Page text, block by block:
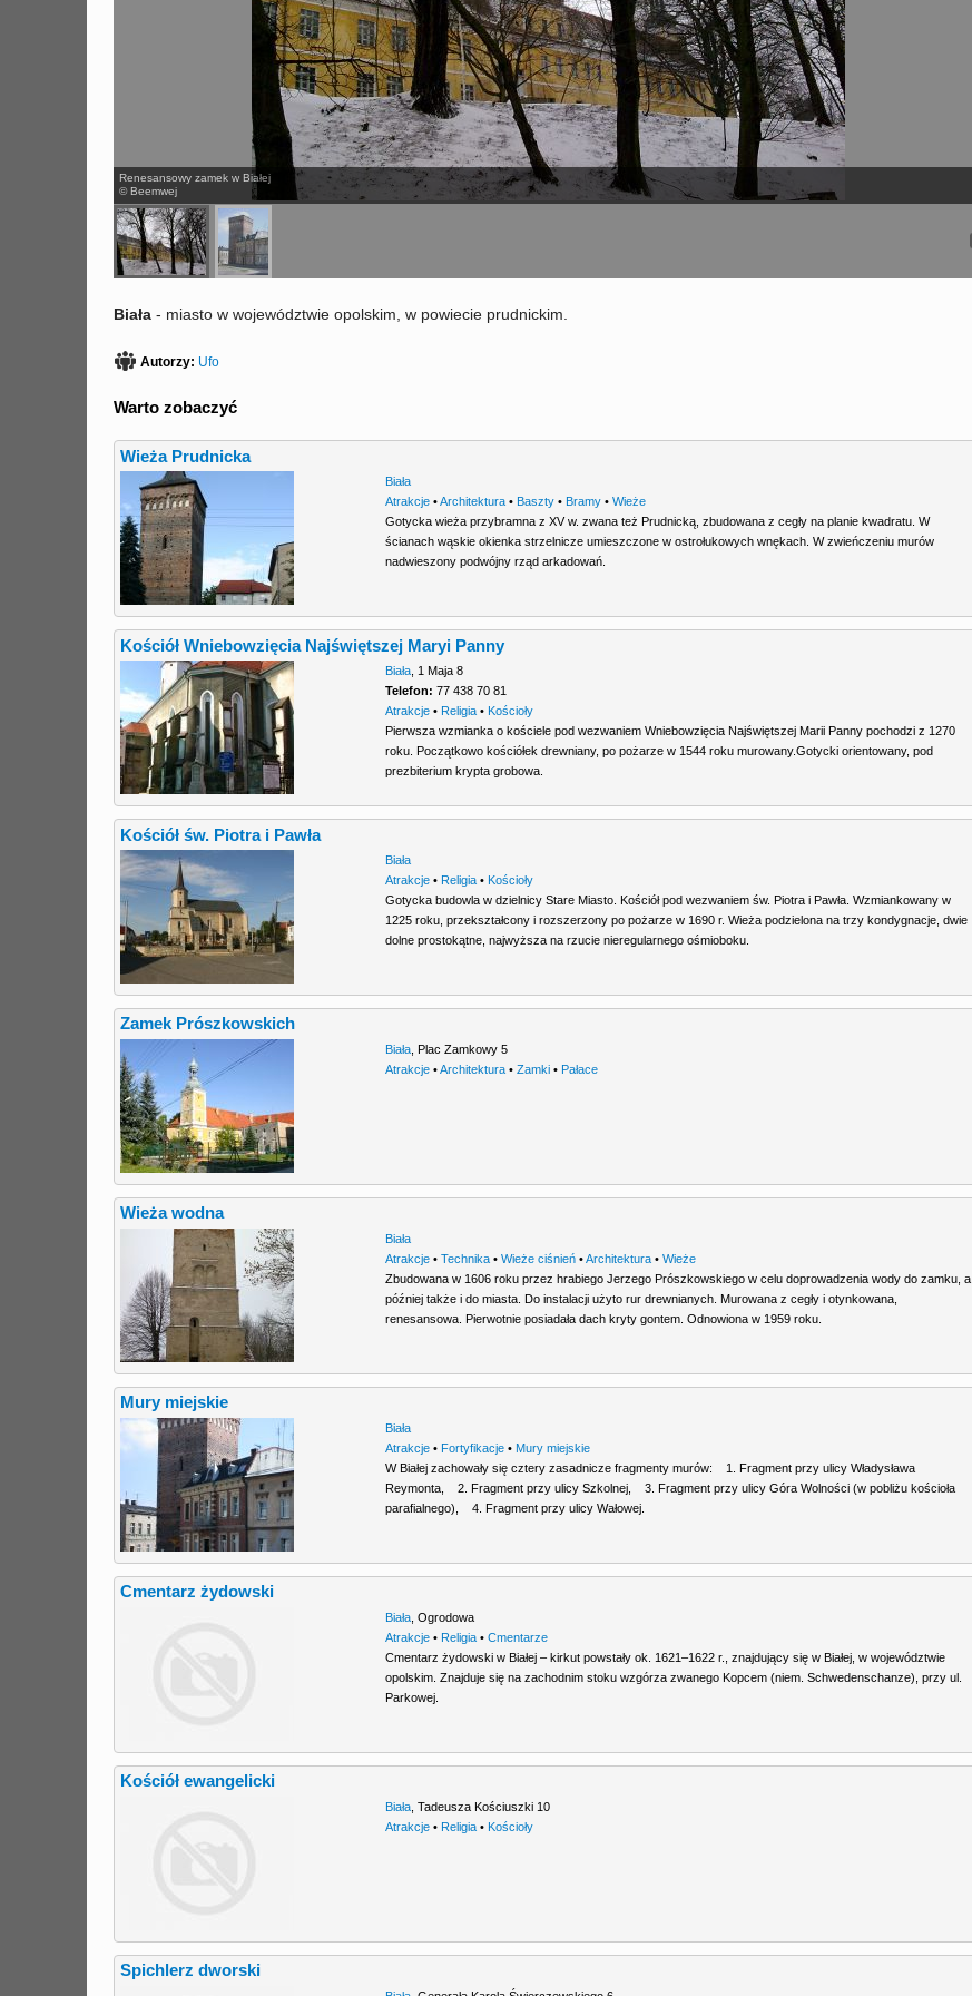
Renesansowy zamek w Białej
© Beemwej
Biała - miasto w województwie opolskim, w powiecie prudnickim.
Autorzy: Ufo
Warto zobaczyć
Wieża Prudnicka
Biała
Atrakcje •Architektura • Baszty • Bramy •Wieże
Gotycka wieża przybramna z XV w. zwana też Prudnicką, zbudowana z cegły na planie kwadratu. W
ścianach wąskie okienka strzelnicze umieszczone w ostrołukowych wnękach. W zwieńczeniu murów
nadwieszony podwójny rząd arkadowań.
Kościół Wniebowzięcia Najświętszej Maryi Panny
Biała 1 Maja 8
Telefon: 77 438 70 81
Atrakcje • Religia • Kościoły
Pierwsza wzmianka o kościele pod wezwaniem Wniebowzięcia Najświętszej Marii Panny pochodzi z 1270
roku. Początkowo kościółek drewniany, po pożarze w 1544 roku murowany.Gotycki orientowany, pod
prezbiterium krypta grobowa.
Kościół św. Piotra i Pawła
Biała
Atrakcje • Religia • Kościoły
Gotycka budowla w dzielnicy Stare Miasto. Kościół pod wezwaniem św. Piotra i Pawła. Wzmiankowany w
1225 roku, przekształcony i rozszerzony po pożarze w 1690 r. Wieża podzielona na trzy kondygnacje, dwie
dolne prostokątne, najwyższa na rzucie nieregularnego ośmioboku.
Zamek Prószkowskich
Biała Plac Zamkowy 5
Atrakcje •Architektura •Zamki • Pałace
Wieża wodna
Biała
Atrakcje •Technika •Wieże ciśnień •Architektura •Wieże
Zbudowana w 1606 roku przez hrabiego Jerzego Prószkowskiego w celu doprowadzenia wody do zamku, a
później także i do miasta. Do instalacji użyto rur drewnianych. Murowana z cegły i otynkowana,
renesansowa. Pierwotnie posiadała dach kryty gontem. Odnowiona w 1959 roku.
Mury miejskie
Biała
Atrakcje • Fortyfikacje • Mury miejskie
W Białej zachowały się cztery zasadnicze fragmenty murów: 1. Fragment przy ulicy Władysława
Reymonta, 2. Fragment przy ulicy Szkolnej, 3. Fragment przy ulicy Góra Wolności (w pobliżu kościoła
parafialnego), 4. Fragment przy ulicy Wałowej.
Cmentarz żydowski
Biała ,Ogrodowa
Atrakcje • Religia •Cmentarze
Cmentarz żydowski w Białej – kirkut powstały ok. 1621–1622 r., znajdujący się w Białej, w województwie
opolskim. Znajduje się na zachodnim stoku wzgórza zwanego Kopcem (niem. Schwedenschanze), przy ul.
Parkowej.
Kościół ewangelicki
Biała ,Tadeusza Kościuszki 10
Atrakcje • Religia • Kościoły
Spichlerz dworski